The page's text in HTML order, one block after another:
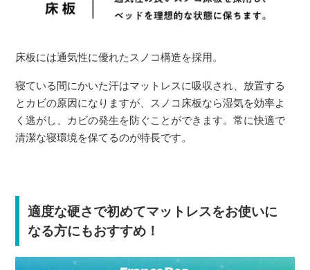
床板には通気性に優れたスノコ構造を採用。
寝ている間にかいた汗はマットレスに吸収され、放置する
とカビの原因になりますが、スノコ床板なら湿気を効率よ
く逃がし、カビの発生を防ぐことができます。常に快適で
清潔な寝環境を保てるのが特長です。
適度な硬さで初めてマットレスをお使いに
なる方にもおすすめ！